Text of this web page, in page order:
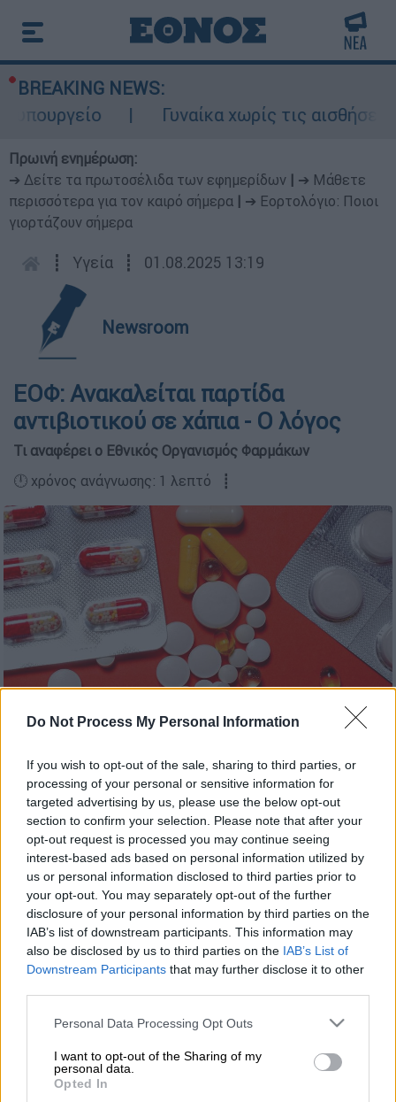
Do Not Process My Personal Information
If you wish to opt-out of the sale, sharing to third parties, or
processing of your personal or sensitive information for
targeted advertising by us, please use the below opt-out
section to confirm your selection. Please note that after your
opt-out request is processed you may continue seeing
interest-based ads based on personal information utilized by
us or personal information disclosed to third parties prior to
your opt-out. You may separately opt-out of the further
disclosure of your personal information by third parties on the
IAB’s list of downstream participants. This information may
also be disclosed by us to third parties on the IAB’s List of
Downstream Participants that may further disclose it to other
Please note that this website/app uses one or more Google
not limited to your visit or usage behaviour. You may click to
grant or deny consent to Google and its third-party tags to
use your data for below specified purposes in below Google
Personal Data Processing Opt Outs
I want to opt-out of the Sharing of my
personal data.
Opted In
BREAKING NEWS:
Γυναίκα χωρίς τις
Πρωινή ενημέρωση:
➔ Δείτε τα πρωτοσέλιδα των εφημερίδων
➔ Μάθετε
περισσότερα για τον καιρό σήμερα
➔ Εορτολόγιο: Ποιοι
γιορτάζουν σήμερα
┋ Υγεία ┋ 01.08.2025 13:19
Newsroom
ΕΟΦ: Ανακαλείται παρτίδα
αντιβιοτικού σε χάπια - Ο λόγος
Τι αναφέρει ο Εθνικός Οργανισμός Φαρμάκων
🕛 χρόνος ανάγνωσης: 1 λεπτό ┋
Προσθέστε το ΕΘΝΟΣ στη Google
Στην ανάκληση μιας παρτίδας του γνωστού
αντιβιοτικούFucidinσε χάπια για
δερματικές λοιμώξεις προχώρησε οΕθνικός
Οργανισμός Φαρμάκων.
ΔΙΑΒΑΣΤΕ ΕΠΙΣΗΣ
Ο ΕΟΦ διακόπτει τη διακίνηση 4
φαρμάκων για το διαβήτη - Ποιος ο
λόγος